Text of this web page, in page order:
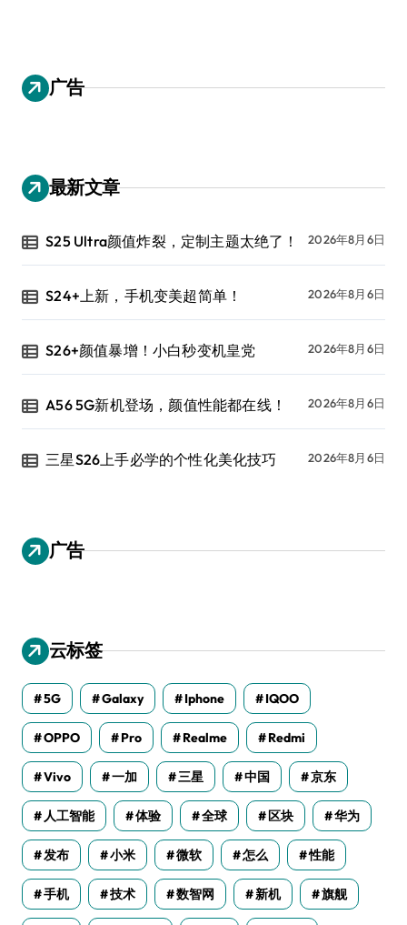
广告
最新文章
S25 Ultra颜值炸裂，定制主题太绝了！ 2026年8月6日
S24+上新，手机变美超简单！ 2026年8月6日
S26+颜值暴增！小白秒变机皇党 2026年8月6日
A56 5G新机登场，颜值性能都在线！ 2026年8月6日
三星S26上手必学的个性化美化技巧 2026年8月6日
广告
云标签
5G Galaxy Iphone IQOO
OPPO Pro Realme Redmi
Vivo 一加 三星 中国 京东
人工智能 体验 全球 区块 华为
发布 小米 微软 怎么 性能
手机 技术 数智网 新机 旗舰